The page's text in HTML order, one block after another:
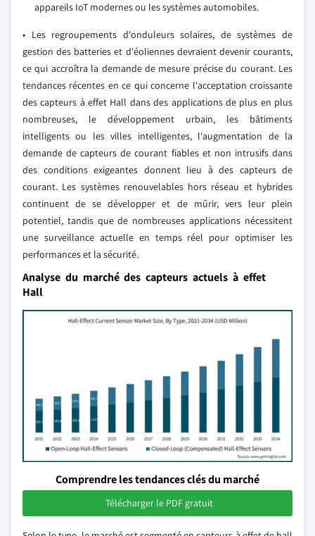
appareils IoT modernes ou les systèmes automobiles.
• Les regroupements d'onduleurs solaires, de systèmes de
gestion des batteries et d'éoliennes devraient devenir courants,
ce qui accroîtra la demande de mesure précise du courant. Les
tendances récentes en ce qui concerne l'acceptation croissante
des capteurs à effet Hall dans des applications de plus en plus
nombreuses, le développement urbain, les bâtiments
intelligents ou les villes intelligentes, l'augmentation de la
demande de capteurs de courant fiables et non intrusifs dans
des conditions exigeantes donnent lieu à des capteurs de
courant. Les systèmes renouvelables hors réseau et hybrides
continuent de se développer et de mûrir, vers leur plein
potentiel, tandis que de nombreuses applications nécessitent
une surveillance actuelle en temps réel pour optimiser les
performances et la sécurité.
Analyse du marché des capteurs actuels à effet
Hall
Comprendre les tendances clés du marché
Télécharger le PDF gratuit